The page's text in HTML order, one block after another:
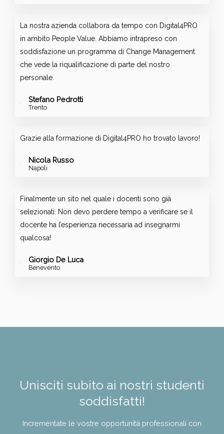
La nostra azienda collabora da tempo con Digital4PRO
in ambito People Value. Abbiamo intrapreso con
soddisfazione un programma di Change Management
che vede la riqualificazione di parte del nostro
personale.
Stefano Pedrotti
Trento
Grazie alla formazione di Digital4PRO ho trovato lavoro!
Nicola Russo
Napoli
Finalmente un sito nel quale i docenti sono già
selezionati. Non devo perdere tempo a verificare se il
docente ha l’esperienza necessaria ad insegnarmi
qualcosa!
Giorgio De Luca
Benevento
Unisciti subito ai nostri studenti
soddisfatti!
Incrementate le vostre opportunità professionali con